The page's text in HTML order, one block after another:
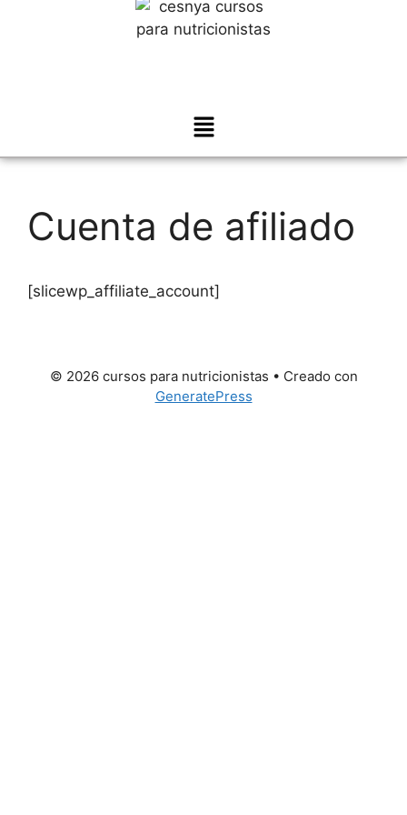
Cuenta de afiliado
[slicewp_affiliate_account]
© 2026 cursos para nutricionistas • Creado con
GeneratePress